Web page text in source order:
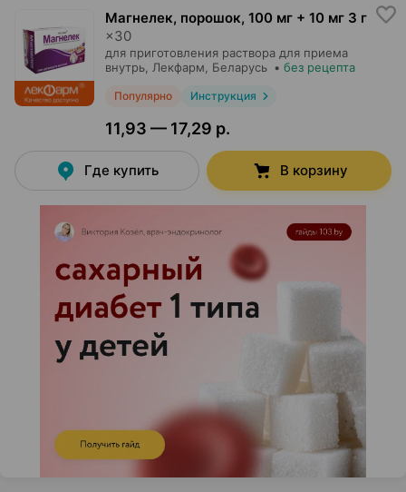
Магнелек, порошок, 100 мг + 10 мг 3 г
×30
для приготовления раствора для приема
внутрь, Лекфарм , Беларусь • без рецепта
Популярно Инструкция
11,93 — 17,29 р.
Где купить В корзину